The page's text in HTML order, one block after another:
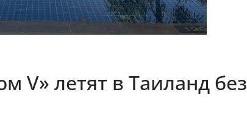
V» летят в Таиланд без